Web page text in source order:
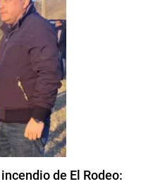
de El Rodeo: